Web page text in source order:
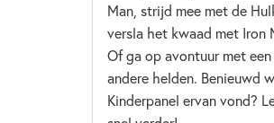
Man, strijd mee met de
versla het kwaad met Iron
Of ga op avontuur met
andere helden. Benieuwd
Kinderpanel ervan vond?